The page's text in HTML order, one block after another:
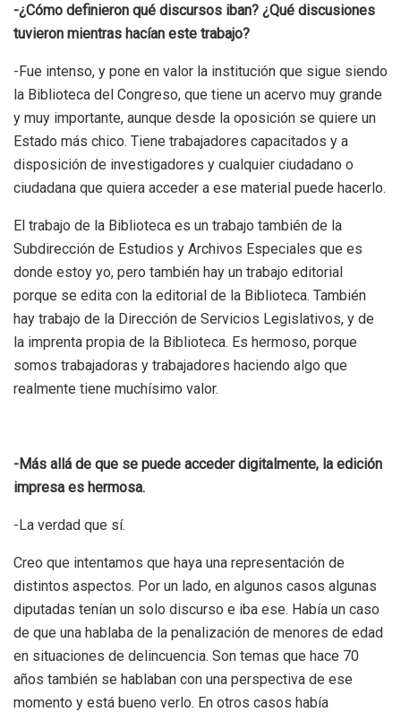
-¿Cómo definieron qué discursos iban? ¿Qué discusiones
tuvieron mientras hacían este trabajo?
-Fue intenso, y pone en valor la institución que sigue siendo
la Biblioteca del Congreso, que tiene un acervo muy grande
y muy importante, aunque desde la oposición se quiere un
Estado más chico. Tiene trabajadores capacitados y a
disposición de investigadores y cualquier ciudadano o
ciudadana que quiera acceder a ese material puede hacerlo.
El trabajo de la Biblioteca es un trabajo también de la
Subdirección de Estudios y Archivos Especiales que es
donde estoy yo, pero también hay un trabajo editorial
porque se edita con la editorial de la Biblioteca. También
hay trabajo de la Dirección de Servicios Legislativos, y de
la imprenta propia de la Biblioteca. Es hermoso, porque
somos trabajadoras y trabajadores haciendo algo que
realmente tiene muchísimo valor.
-Más allá de que se puede acceder digitalmente, la edición
impresa es hermosa.
-La verdad que sí.
Creo que intentamos que haya una representación de
distintos aspectos. Por un lado, en algunos casos algunas
diputadas tenían un solo discurso e iba ese. Había un caso
de que una hablaba de la penalización de menores de edad
en situaciones de delincuencia. Son temas que hace 70
años también se hablaban con una perspectiva de ese
momento y está bueno verlo. En otros casos había